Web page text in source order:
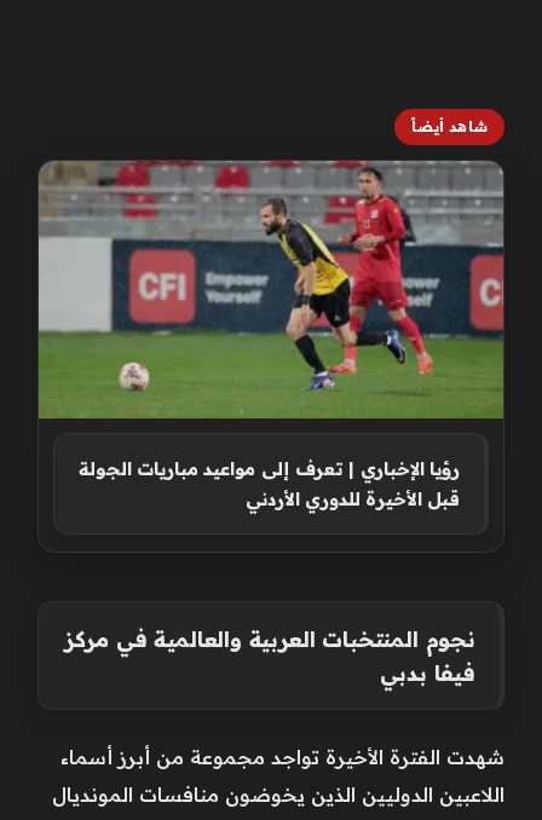
شاهد أيضاً
رؤيا الإخباري | تعرف إلى مواعيد مباريات الجولة
قبل الأخيرة للدوري الأردني
نجوم المنتخبات العربية والعالمية في مركز
فيفا بدبي
شهدت الفترة الأخيرة تواجد مجموعة من أبرز أسماء
اللاعبين الدوليين الذين يخوضون منافسات المونديال